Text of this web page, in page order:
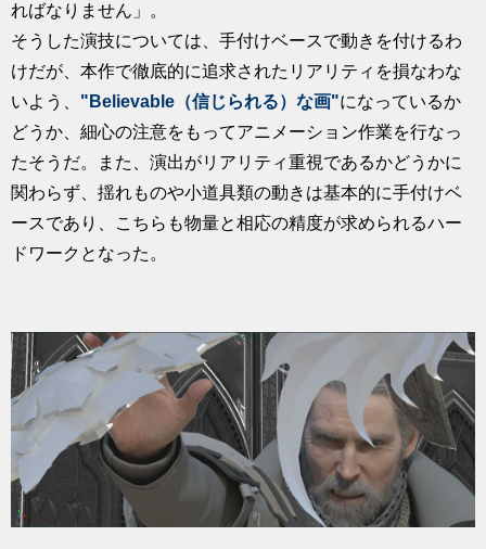
ればなりません」。
そうした演技については、手付けベースで動きを付けるわ
けだが、本作で徹底的に追求されたリアリティを損なわな
いよう、 "Believable（信じられる）な画"になっているか
どうか、細心の注意をもってアニメーション作業を行なっ
たそうだ。また、演出がリアリティ重視であるかどうかに
関わらず、揺れものや小道具類の動きは基本的に手付けベ
ースであり、こちらも物量と相応の精度が求められるハー
ドワークとなった。